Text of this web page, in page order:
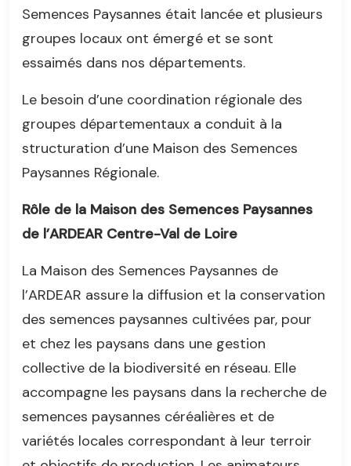
Semences Paysannes était lancée et plusieurs
groupes locaux ont émergé et se sont
essaimés dans nos départements.
Le besoin d’une coordination régionale des
groupes départementaux a conduit à la
structuration d’une Maison des Semences
Paysannes Régionale.
Rôle de la Maison des Semences Paysannes
de l’ARDEAR Centre-Val de Loire
La Maison des Semences Paysannes de
l’ARDEAR assure la diffusion et la conservation
des semences paysannes cultivées par, pour
et chez les paysans dans une gestion
collective de la biodiversité en réseau. Elle
accompagne les paysans dans la recherche de
semences paysannes céréalières et de
variétés locales correspondant à leur terroir